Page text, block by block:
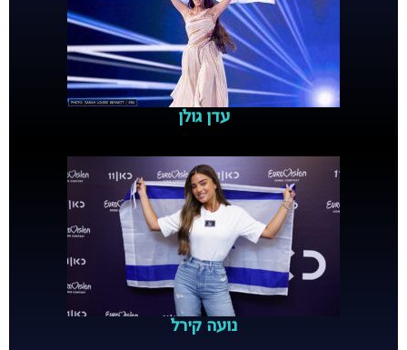
עדן גולן
נועה קירל